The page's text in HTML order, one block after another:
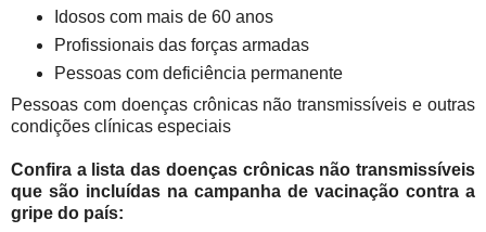
Idosos com mais de 60 anos
Profissionais das forças armadas
Pessoas com deficiência permanente
Pessoas com doenças crônicas não transmissíveis e outras
condições clínicas especiais
Confira a lista das doenças crônicas não transmissíveis
que são incluídas na campanha de vacinação contra a
gripe do país: